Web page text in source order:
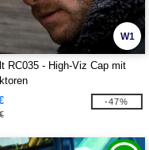
W1
RC035 - High-Viz Cap mit
-47%